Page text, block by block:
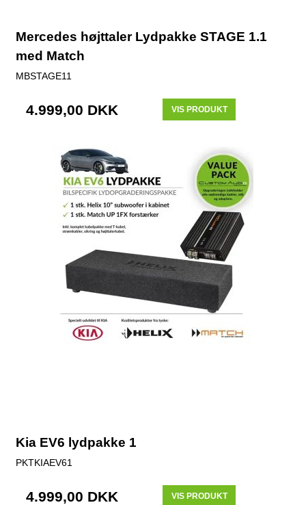
Mercedes højttaler Lydpakke STAGE 1.1
med Match
MBSTAGE11
4.999,00 DKK VIS PRODUKT
Kia EV6 lydpakke 1
PKTKIAEV61
4.999,00 DKK VIS PRODUKT